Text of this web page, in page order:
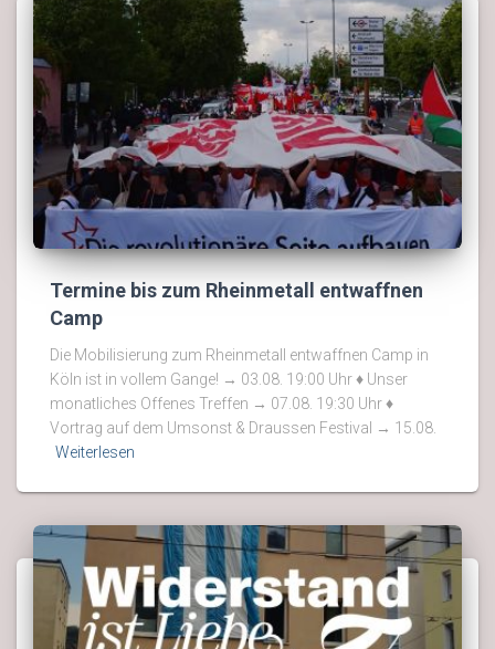
Termine bis zum Rheinmetall entwaffnen
Camp
Die Mobilisierung zum Rheinmetall entwaffnen Camp in
Köln ist in vollem Gange! → 03.08. 19:00 Uhr ♦ Unser
monatliches Offenes Treffen → 07.08. 19:30 Uhr ♦
Vortrag auf dem Umsonst & Draussen Festival → 15.08.
Weiterlesen